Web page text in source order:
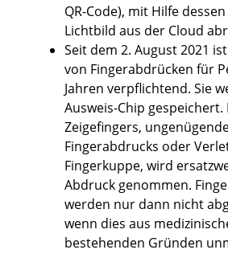
QR-Code), mit Hilfe
Lichtbild aus der Cloud
Seit dem 2. August 2021
von Fingerabdrücken für
Jahren verpflichtend. Sie
Ausweis-Chip gespeichert.
Zeigefingers,
Fingerabdrucks oder
Fingerkuppe, wird
Abdruck genommen.
werden nur dann nicht
wenn dies aus
bestehenden Gründen